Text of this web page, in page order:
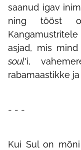
saanud igav
ning tööst
asjad, mis
soul'i,
rabamaastikke
- - -
Kui Sul on